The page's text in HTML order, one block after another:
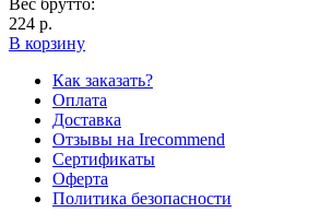
224 р.
В корзину
Как заказать?
Оплата
Доставка
Отзывы на Irecommend
Сертификаты
Оферта
Политика безопасности